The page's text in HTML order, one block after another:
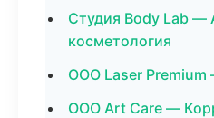
Студия Body Lab —
косметология
ООО Laser
ООО Art Care —